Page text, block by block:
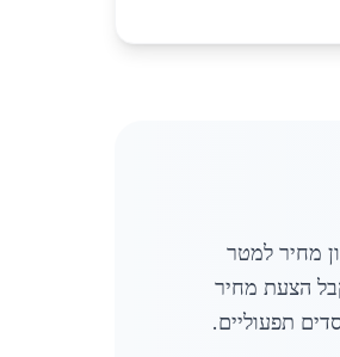
מחיר למטר
הצעת מחיר
תפעוליים.